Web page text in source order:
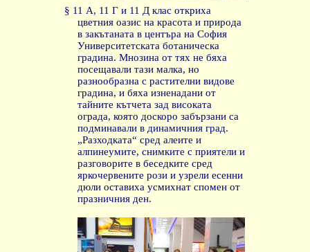
§ 11 А, 11 Г и 11 Д клас откриха
цветния оазис на красота и природа
в закътаната в центъра на София
Университетската ботаническа
градина. Мнозина от тях не бяха
посещавали тази малка, но
разнообразна с растителни видове
градина, и бяха изненадани от
тайните кътчета зад високата
ограда, която доскоро забързани са
подминавали в динамичния град.
„Разходката“ сред алеите и
алпинеумите, снимките с приятели и
разговорите в беседките сред
яркочервените рози и узрели есенни
дюли оставиха усмихнат спомен от
празничния ден.